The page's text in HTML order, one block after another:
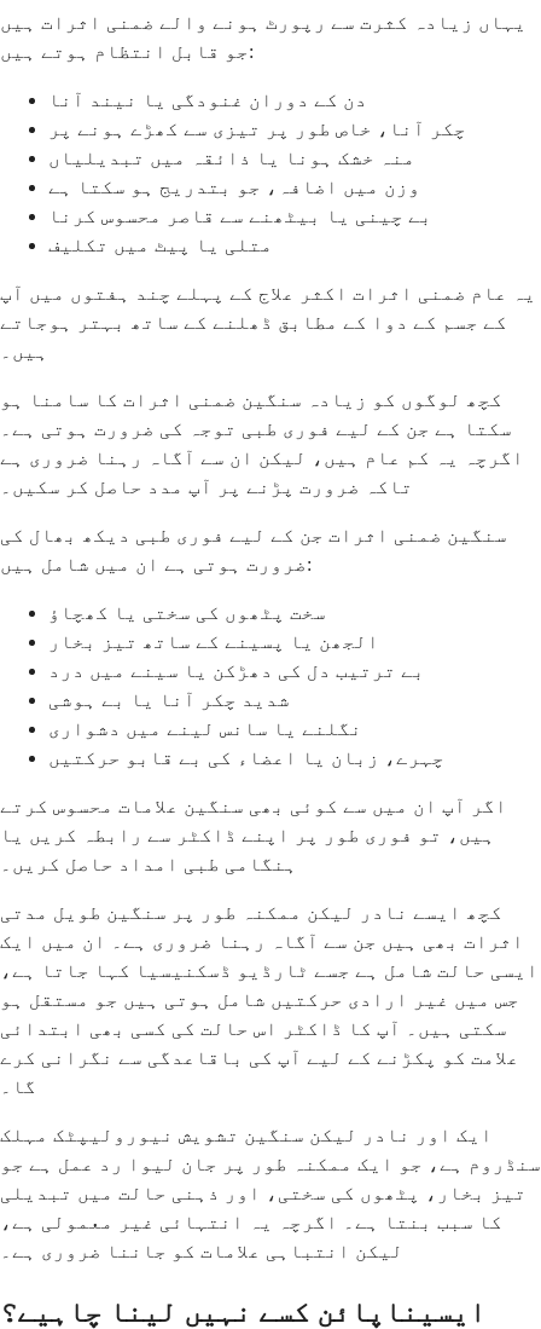
یہاں زیادہ کثرت سے رپورٹ ہونے والے ضمنی اثرات ہیں
جو قابل انتظام ہوتے ہیں:
دن کے دوران غنودگی یا نیند آنا
چکر آنا، خاص طور پر تیزی سے کھڑے ہونے پر
منہ خشک ہونا یا ذائقہ میں تبدیلیاں
وزن میں اضافہ، جو بتدریج ہو سکتا ہے
بے چینی یا بیٹھنے سے قاصر محسوس کرنا
متلی یا پیٹ میں تکلیف
یہ عام ضمنی اثرات اکثر علاج کے پہلے چند ہفتوں میں آپ
کے جسم کے دوا کے مطابق ڈھلنے کے ساتھ بہتر ہوجاتے
ہیں۔
کچھ لوگوں کو زیادہ سنگین ضمنی اثرات کا سامنا ہو
سکتا ہے جن کے لیے فوری طبی توجہ کی ضرورت ہوتی ہے۔
اگرچہ یہ کم عام ہیں، لیکن ان سے آگاہ رہنا ضروری ہے
تاکہ ضرورت پڑنے پر آپ مدد حاصل کر سکیں۔
سنگین ضمنی اثرات جن کے لیے فوری طبی دیکھ بھال کی
ضرورت ہوتی ہے ان میں شامل ہیں:
سخت پٹھوں کی سختی یا کھچاؤ
الجھن یا پسینے کے ساتھ تیز بخار
بے ترتیب دل کی دھڑکن یا سینے میں درد
شدید چکر آنا یا بے ہوشی
نگلنے یا سانس لینے میں دشواری
چہرے، زبان یا اعضاء کی بے قابو حرکتیں
اگر آپ ان میں سے کوئی بھی سنگین علامات محسوس کرتے
ہیں، تو فوری طور پر اپنے ڈاکٹر سے رابطہ کریں یا
ہنگامی طبی امداد حاصل کریں۔
کچھ ایسے نادر لیکن ممکنہ طور پر سنگین طویل مدتی
اثرات بھی ہیں جن سے آگاہ رہنا ضروری ہے۔ ان میں ایک
ایسی حالت شامل ہے جسے ٹارڈیو ڈسکنیسیا کہا جاتا ہے،
جس میں غیر ارادی حرکتیں شامل ہوتی ہیں جو مستقل ہو
سکتی ہیں۔ آپ کا ڈاکٹر اس حالت کی کسی بھی ابتدائی
علامت کو پکڑنے کے لیے آپ کی باقاعدگی سے نگرانی کرے
گا۔
ایک اور نادر لیکن سنگین تشویش نیورولیپٹک مہلک
سنڈروم ہے، جو ایک ممکنہ طور پر جان لیوا رد عمل ہے جو
تیز بخار، پٹھوں کی سختی، اور ذہنی حالت میں تبدیلی
کا سبب بنتا ہے۔ اگرچہ یہ انتہائی غیر معمولی ہے،
لیکن انتباہی علامات کو جاننا ضروری ہے۔
ایسیناپائن کسے نہیں لینا چاہیے؟